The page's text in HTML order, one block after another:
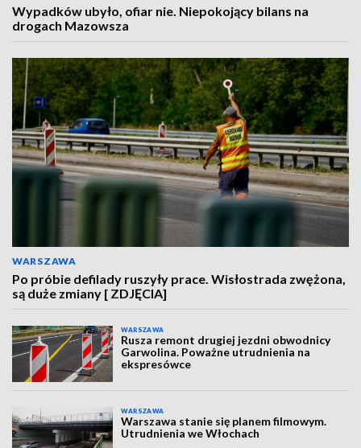
Wypadków ubyło, ofiar nie. Niepokojący bilans na
drogach Mazowsza
WARSZAWA
Po próbie defilady ruszyły prace. Wisłostrada zwężona,
są duże zmiany [ ZDJĘCIA]
WARSZAWA
Rusza remont drugiej jezdni obwodnicy
Garwolina. Poważne utrudnienia na
ekspresówce
WARSZAWA
Warszawa stanie się planem filmowym.
Utrudnienia we Włochach